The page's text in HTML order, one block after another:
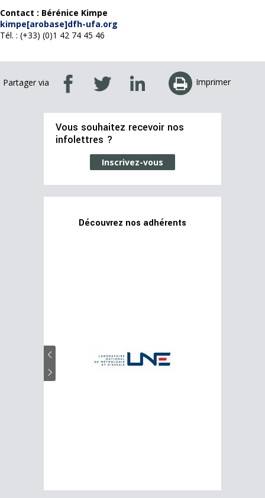
Contact : Bérénice Kimpe
kimpe[arobase]dfh-ufa.org
Tél. : (+33) (0)1 42 74 45 46
Partager via Imprimer
Vous souhaitez recevoir nos
infolettres ?
Inscrivez-vous
Découvrez nos adhérents